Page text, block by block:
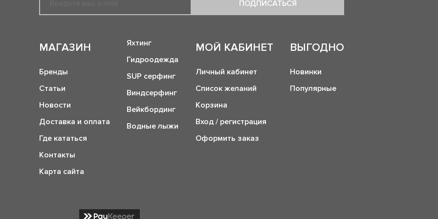
ПОДПИСАТЬСЯ
МАГАЗИН
Бренды
Статьи
Новости
Доставка и оплата
Где кататься
Контакты
Карта сайта
Яхтинг
Гидроодежда
SUP серфинг
Виндсерфинг
Вейкбординг
Водные лыжи
МОЙ КАБИНЕТ
Личный кабинет
Список желаний
Корзина
Вход / регистрация
Оформить заказ
ВЫГОДНО
Новинки
Популярные